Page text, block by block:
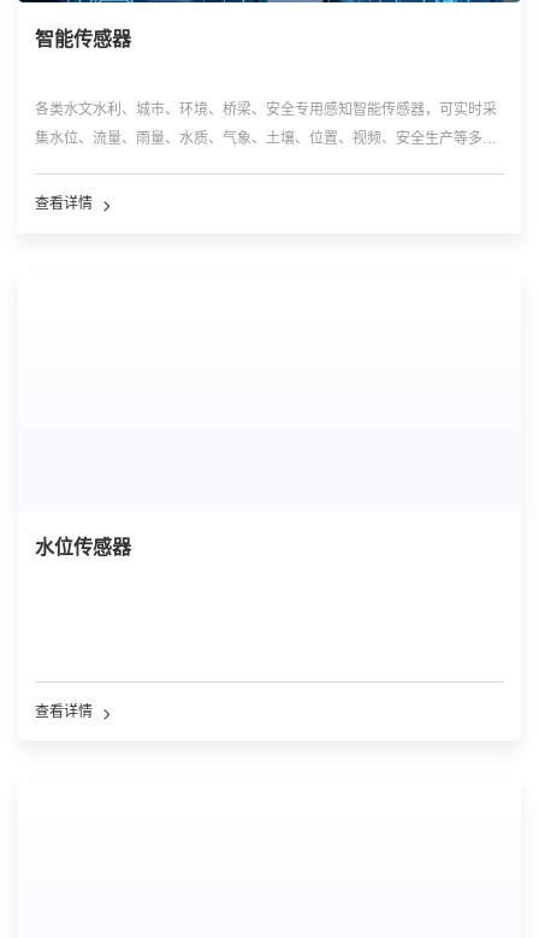
智能传感器
各类水文水利、城市、环境、桥梁、安全专用感知智能传感器，可实时采
集水位、流量、雨量、水质、气象、土壤、位置、视频、安全生产等多维
层数据采集核心入口，广泛应用于水利、环保、安监、农业、市政监测场
查看详情
水位传感器
查看详情